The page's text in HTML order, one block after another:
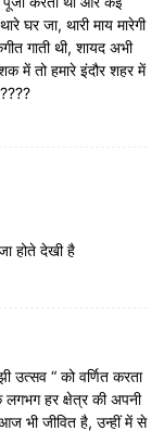
घर जा, थारी माय मारेगी
गाती थी, शायद अभी
में तो हमारे इंदौर शहर में
होते देखी है
उत्सव “ को वर्णित करता
हर क्षेत्र की अपनी
भी जीवित है, उन्हीं में से